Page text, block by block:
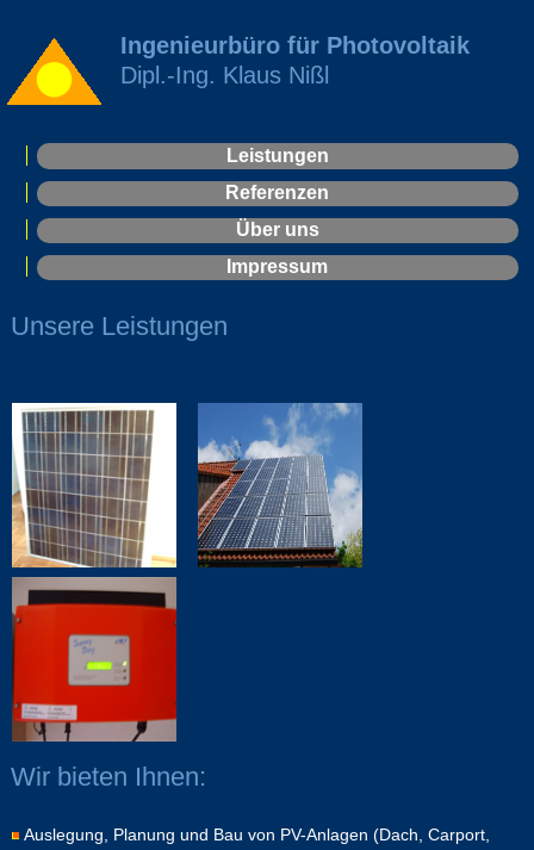
Ingenieurbüro für Photovoltaik
Dipl.-Ing. Klaus Nißl
Leistungen
Referenzen
Über uns
Impressum
Unsere Leistungen
Wir bieten Ihnen:
Auslegung, Planung und Bau von PV-Anlagen (Dach, Carport,